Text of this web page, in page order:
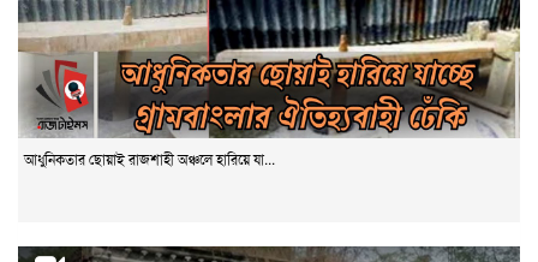
আধুনিকতার ছোয়াই রাজশাহী অঞ্চলে হারিয়ে যা...